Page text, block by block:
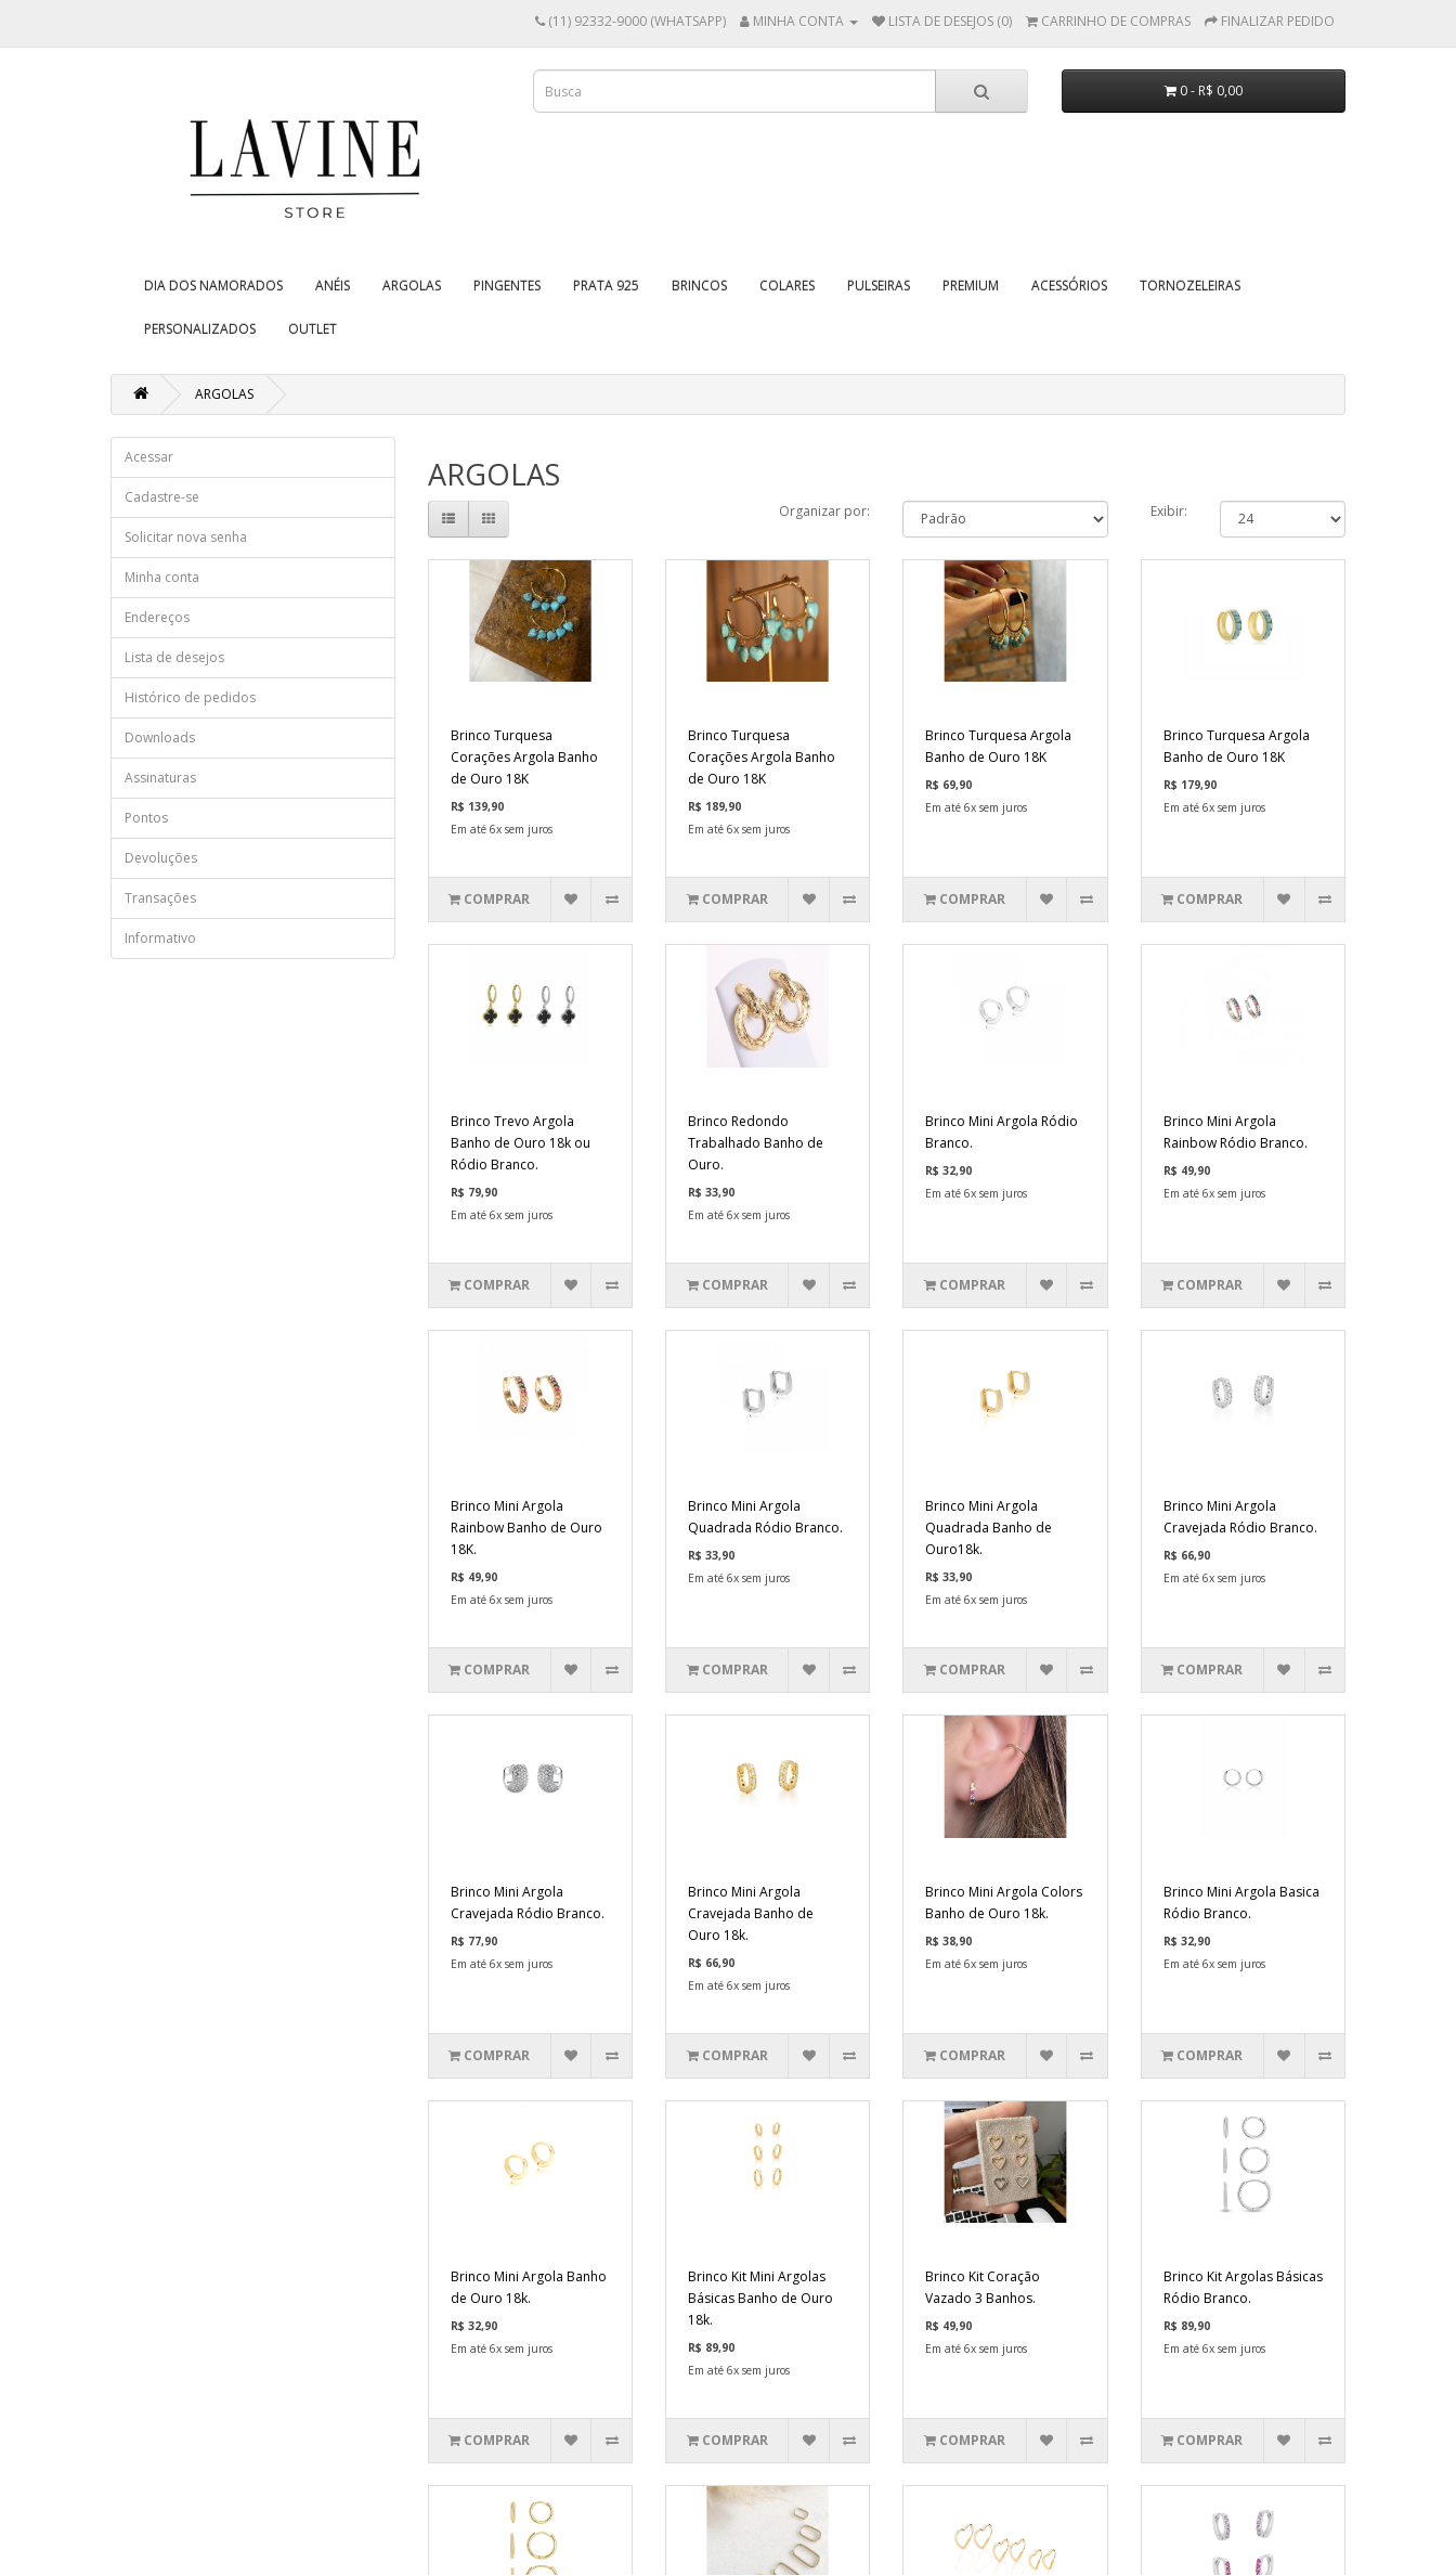
(11) 92332-9000 (WHATSAPP) MINHA CONTA LISTA DE DESEJOS (0) CARRINHO DE COMPRAS FINALIZAR PEDIDO
0 - R$ 0,00
DIA DOS NAMORADOS ANÉIS ARGOLAS PINGENTES PRATA 925 BRINCOS COLARES PULSEIRAS PREMIUM ACESSÓRIOS TORNOZELEIRAS
PERSONALIZADOS OUTLET
ARGOLAS
Acessar
Cadastre-se
Solicitar nova senha
Minha conta
Endereços
Lista de desejos
Histórico de pedidos
Downloads
Assinaturas
Pontos
Devoluções
Transações
Informativo
ARGOLAS
Organizar por: Exibir:
Brinco Turquesa
Corações Argola Banho
de Ouro 18K
R$ 139,90
Em até 6x sem juros
COMPRAR
Brinco Turquesa
Corações Argola Banho
de Ouro 18K
R$ 189,90
Em até 6x sem juros
COMPRAR
Brinco Turquesa Argola
Banho de Ouro 18K
R$ 69,90
Em até 6x sem juros
COMPRAR
Brinco Turquesa Argola
Banho de Ouro 18K
R$ 179,90
Em até 6x sem juros
COMPRAR
Brinco Trevo Argola
Banho de Ouro 18k ou
Ródio Branco.
R$ 79,90
Em até 6x sem juros
COMPRAR
Brinco Redondo
Trabalhado Banho de
Ouro.
R$ 33,90
Em até 6x sem juros
COMPRAR
Brinco Mini Argola Ródio
Branco.
R$ 32,90
Em até 6x sem juros
COMPRAR
Brinco Mini Argola
Rainbow Ródio Branco.
R$ 49,90
Em até 6x sem juros
COMPRAR
Brinco Mini Argola
Rainbow Banho de Ouro
18K.
R$ 49,90
Em até 6x sem juros
COMPRAR
Brinco Mini Argola
Quadrada Ródio Branco.
R$ 33,90
Em até 6x sem juros
COMPRAR
Brinco Mini Argola
Quadrada Banho de
Ouro18k.
R$ 33,90
Em até 6x sem juros
COMPRAR
Brinco Mini Argola
Cravejada Ródio Branco.
R$ 66,90
Em até 6x sem juros
COMPRAR
Brinco Mini Argola
Cravejada Ródio Branco.
R$ 77,90
Em até 6x sem juros
COMPRAR
Brinco Mini Argola
Cravejada Banho de
Ouro 18k.
R$ 66,90
Em até 6x sem juros
COMPRAR
Brinco Mini Argola Colors
Banho de Ouro 18k.
R$ 38,90
Em até 6x sem juros
COMPRAR
Brinco Mini Argola Basica
Ródio Branco.
R$ 32,90
Em até 6x sem juros
COMPRAR
Brinco Mini Argola Banho
de Ouro 18k.
R$ 32,90
Em até 6x sem juros
COMPRAR
Brinco Kit Mini Argolas
Básicas Banho de Ouro
18k.
R$ 89,90
Em até 6x sem juros
COMPRAR
Brinco Kit Coração
Vazado 3 Banhos.
R$ 49,90
Em até 6x sem juros
COMPRAR
Brinco Kit Argolas Básicas
Ródio Branco.
R$ 89,90
Em até 6x sem juros
COMPRAR